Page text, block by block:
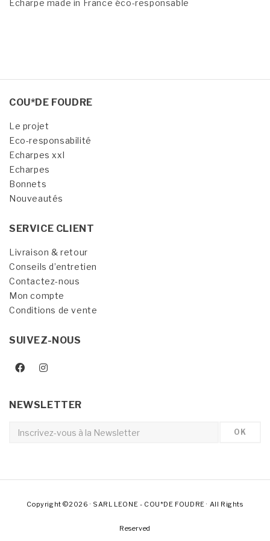
Echarpe made in France éco-responsable
COU*DE FOUDRE
Le projet
Eco-responsabilité
Echarpes xxl
Echarpes
Bonnets
Nouveautés
SERVICE CLIENT
Livraison & retour
Conseils d’entretien
Contactez-nous
Mon compte
Conditions de vente
SUIVEZ-NOUS
NEWSLETTER
Copyright ©2026 · SARL LEONE - COU*DE FOUDRE · All Rights
Reserved